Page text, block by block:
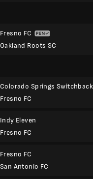
Las Vegas Lights
Sacramento Republic FC
Fresno FC
Fresno FC
El Paso Locomotive FC
Fresno FC
Oakland Roots SC